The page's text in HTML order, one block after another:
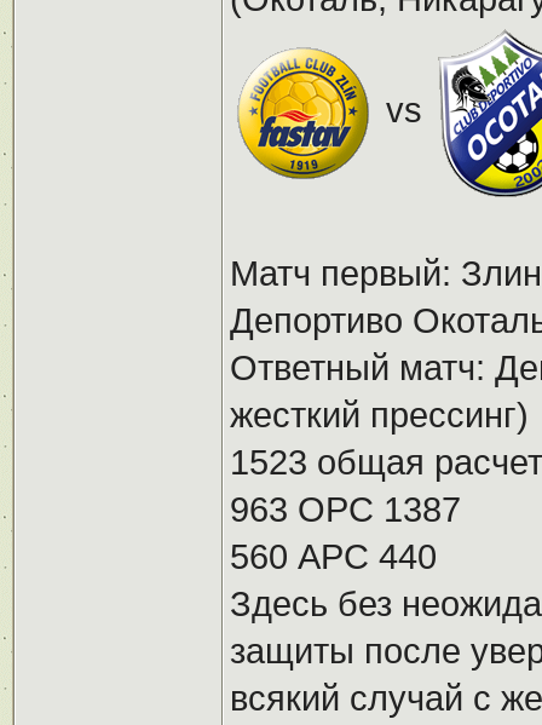
vs
Матч первый:
Депортиво
Ответный матч:
жесткий прессинг)
1523 общая
963 ОРС 1387
560 АРС 440
Здесь без
защиты после
всякий случай с